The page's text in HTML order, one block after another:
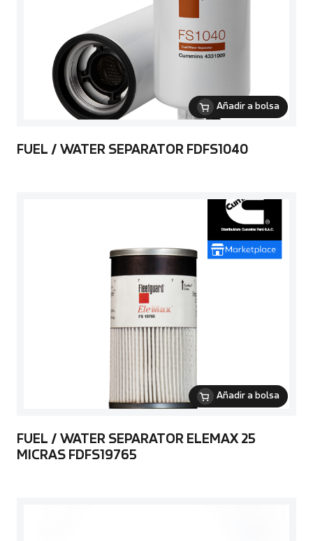
Añadir a bolsa
FUEL / WATER SEPARATOR FDFS1040
Añadir a bolsa
FUEL / WATER SEPARATOR ELEMAX 25
MICRAS FDFS19765